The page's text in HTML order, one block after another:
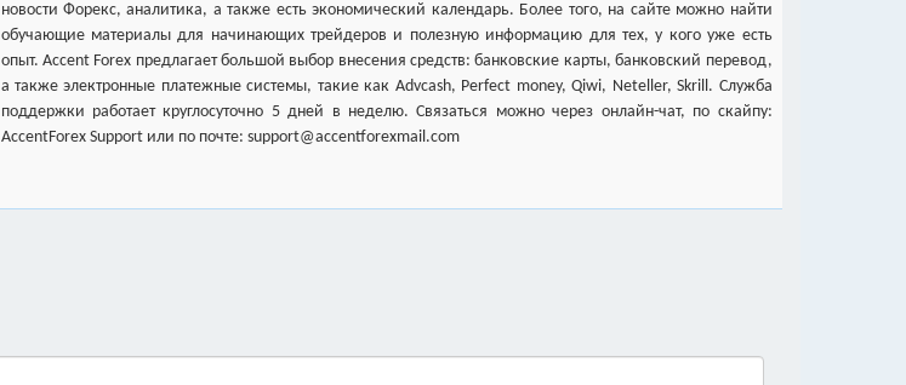
новости Форекс, аналитика, а также есть экономический календарь. Более того, на сайте можно найти
обучающие материалы для начинающих трейдеров и полезную информацию для тех, у кого уже есть
опыт. Accent Forex предлагает большой выбор внесения средств: банковские карты, банковский перевод,
а также электронные платежные системы, такие как Advcash, Perfect money, Qiwi, Neteller, Skrill. Служба
поддержки работает круглосуточно 5 дней в неделю. Связаться можно через онлайн-чат, по скайпу:
AccentForex Support или по почте: support@accentforexmail.com